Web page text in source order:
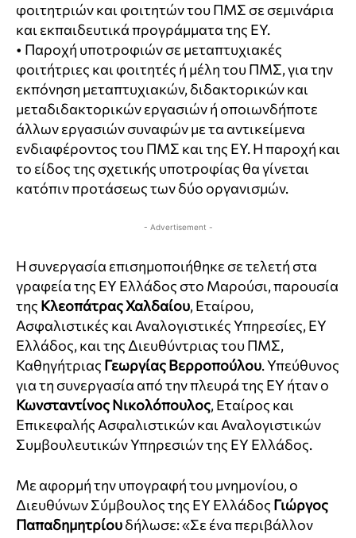
φοιτητριών και φοιτητών του ΠΜΣ σε σεμινάρια
και εκπαιδευτικά προγράμματα της EY.
• Παροχή υποτροφιών σε μεταπτυχιακές
φοιτήτριες και φοιτητές ή μέλη του ΠΜΣ, για την
εκπόνηση μεταπτυχιακών, διδακτορικών και
μεταδιδακτορικών εργασιών ή οποιωνδήποτε
άλλων εργασιών συναφών με τα αντικείμενα
ενδιαφέροντος του ΠΜΣ και της EY. Η παροχή και
το είδος της σχετικής υποτροφίας θα γίνεται
κατόπιν προτάσεως των δύο οργανισμών.
- Advertisement -
Η συνεργασία επισημοποιήθηκε σε τελετή στα
γραφεία της EY Ελλάδος στο Μαρούσι, παρουσία
της Κλεοπάτρας Χαλδαίου, Εταίρου,
Ασφαλιστικές και Αναλογιστικές Υπηρεσίες, EY
Ελλάδος, και της Διευθύντριας του ΠΜΣ,
Καθηγήτριας Γεωργίας Βερροπούλου. Υπεύθυνος
για τη συνεργασία από την πλευρά της EY ήταν ο
Κωνσταντίνος Νικολόπουλος, Εταίρος και
Επικεφαλής Ασφαλιστικών και Αναλογιστικών
Συμβουλευτικών Υπηρεσιών της EY Ελλάδος.
Με αφορμή την υπογραφή του μνημονίου, ο
Διευθύνων Σύμβουλος της EY Ελλάδος Γιώργος
Παπαδημητρίουδήλωσε: «Σε ένα περιβάλλον